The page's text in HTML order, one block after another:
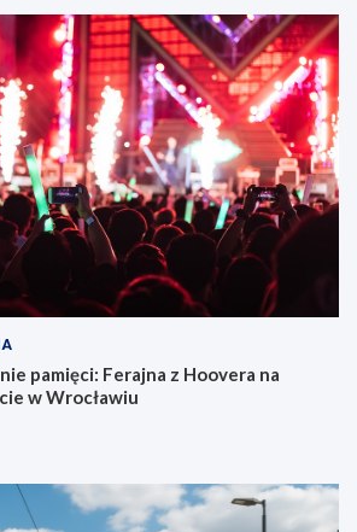
pamięci: Ferajna z Hoovera na
w Wrocławiu